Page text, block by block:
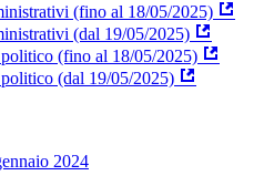
(fino al 18/05/2025)
(dal 19/05/2025)
(fino al 18/05/2025)
(dal 19/05/2025)
2024